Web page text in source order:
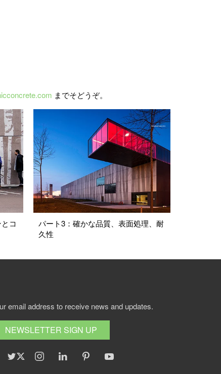
までそどうぞ。
コ
パート3：確かな品質、表面処理、耐
久性
email address to receive news and updates.
NEWSLETTER SIGN UP